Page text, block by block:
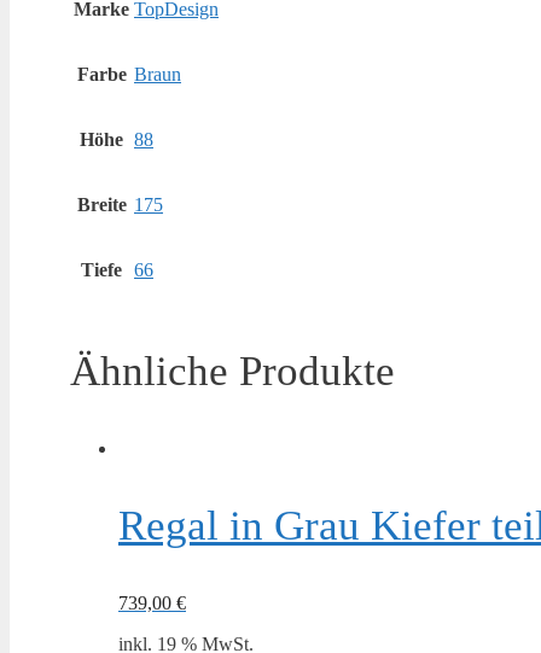
Marke TopDesign
Farbe Braun
Höhe 88
Breite 175
Tiefe 66
Ähnliche Produkte
Regal in Grau Kiefer
739,00 €
inkl. 19 % MwSt.